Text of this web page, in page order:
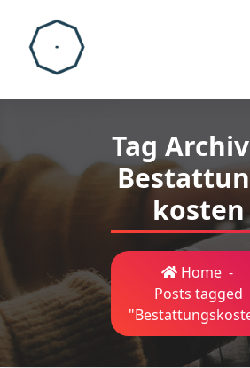
content
Tag
kosten
Home-
Posts tagged